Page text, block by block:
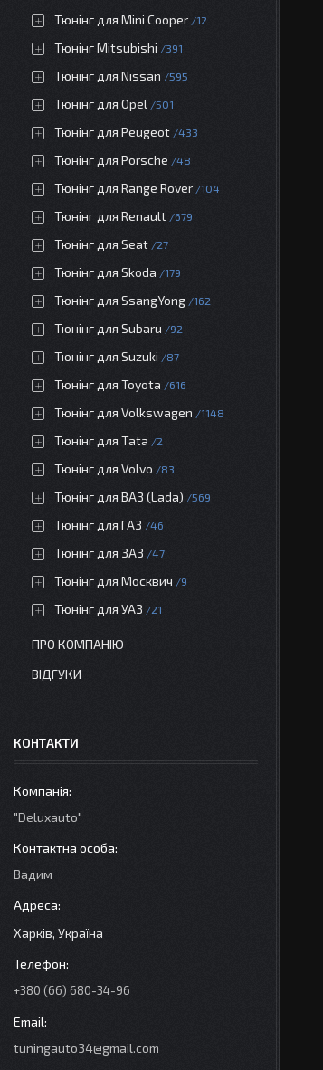
Тюнінг для Mini Cooper 12
Тюнінг Mitsubishi 391
Тюнінг для Nissan 595
Тюнінг для Opel 501
Тюнінг для Peugeot 433
Тюнінг для Porsche 48
Тюнінг для Range Rover 104
Тюнінг для Renault 679
Тюнінг для Seat 27
Тюнінг для Skoda 179
Тюнінг для SsangYong 162
Тюнінг для Subaru 92
Тюнінг для Suzuki 87
Тюнінг для Toyota 616
Тюнінг для Volkswagen 1148
Тюнінг для Tata 2
Тюнінг для Volvo 83
Тюнінг для ВАЗ (Lada) 569
Тюнінг для ГАЗ 46
Тюнінг для ЗАЗ 47
Тюнінг для Москвич 9
Тюнінг для УАЗ 21
ПРО КОМПАНІЮ
ВІДГУКИ
КОНТАКТИ
"Deluxauto"
Вадим
Харків, Україна
+380 (66) 680-34-96
tuningauto34@gmail.com